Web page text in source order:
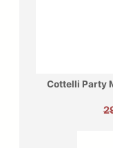
Cottelli Party